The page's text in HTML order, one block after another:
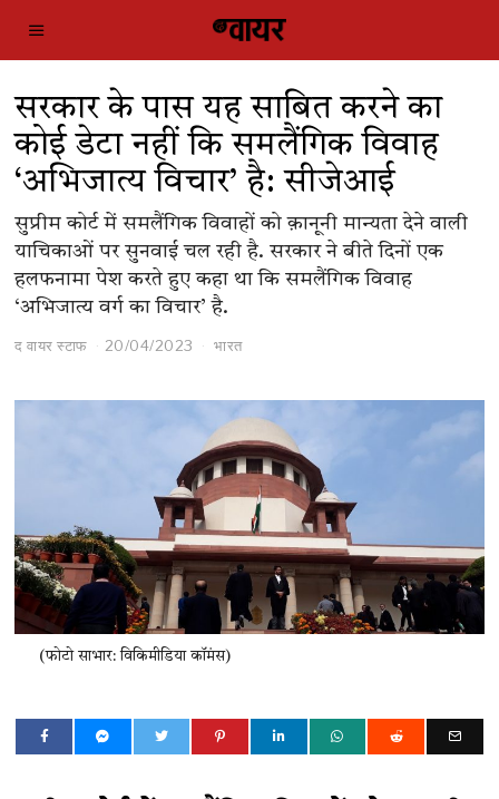
सरकार के पास यह साबित करने का
कोई डेटा नहीं कि समलैंगिक विवाह
‘अभिजात्य विचार’ है: सीजेआई
सुप्रीम कोर्ट में समलैंगिक विवाहों को क़ानूनी मान्यता देने वाली
याचिकाओं पर सुनवाई चल रही है. सरकार ने बीते दिनों एक
हलफनामा पेश करते हुए कहा था कि समलैंगिक विवाह
‘अभिजात्य वर्ग का विचार’ है.
द वायर स्टाफ 20/04/2023 भारत
(फोटो साभार: विकिमीडिया कॉमंस)